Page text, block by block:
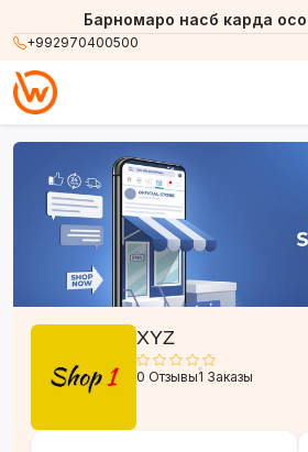
+992970400500
Барномаро насб карда
XYZ
0 Отзывы1 Заказы